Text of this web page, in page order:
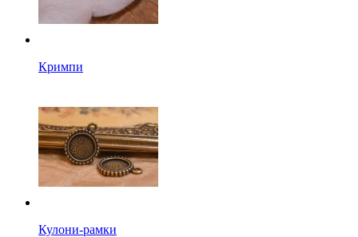
Кримпи
Кулони-рамки